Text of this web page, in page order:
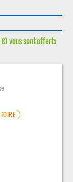
vous sont offerts